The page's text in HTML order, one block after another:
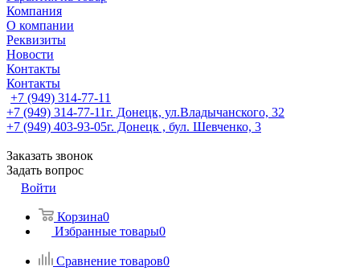
Компания
О компании
Реквизиты
Новости
Контакты
Контакты
+7 (949) 314-77-11
+7 (949) 314-77-11г. Донецк, ул.Владычанского, 32
+7 (949) 403-93-05г. Донецк , бул. Шевченко, 3
Заказать звонок
Задать вопрос
Войти
Корзина0
Избранные товары0
Сравнение товаров0